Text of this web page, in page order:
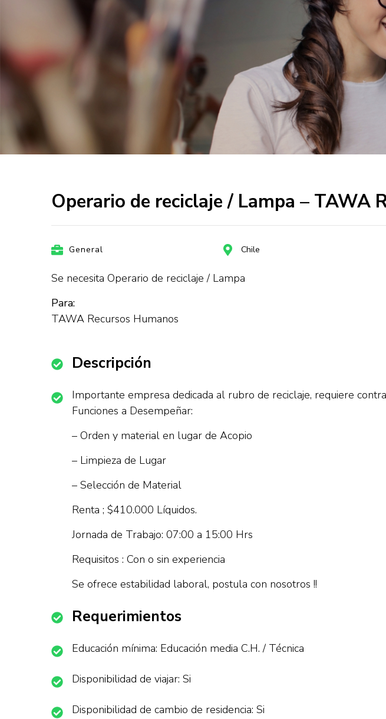
Operario de reciclaje / Lampa – TAWA
General Chile
Se necesita Operario de reciclaje / Lampa
Para:
TAWA Recursos Humanos
Descripción
Importante empresa dedicada al rubro de reciclaje, requiere
Funciones a Desempeñar:
– Orden y material en lugar de Acopio
– Limpieza de Lugar
– Selección de Material
Renta ; $410.000 Líquidos.
Jornada de Trabajo: 07:00 a 15:00 Hrs
Requisitos : Con o sin experiencia
Se ofrece estabilidad laboral, postula con nosotros !!
Requerimientos
Educación mínima: Educación media C.H. / Técnica
Disponibilidad de viajar: Si
Disponibilidad de cambio de residencia: Si